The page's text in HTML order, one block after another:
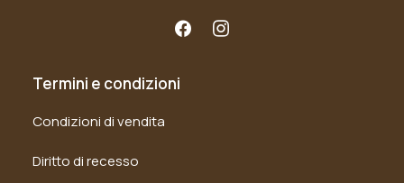
Termini e condizioni
Condizioni di vendita
Diritto di recesso